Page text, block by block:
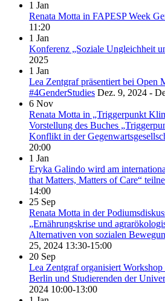
1 Jan
Renata Motta in FAPESP Week
11:20
1 Jan
Konferenz „Soziale Ungleichheit
2025
1 Jan
Lea Zentgraf präsentiert bei Open
#4GenderStudies Dez. 9, 2024 -
6 Nov
Renata Motta in „Triggerpunkt
Vorstellung des Buches
Konflikt in der
20:00
1 Jan
Eryka Galindo wird am
that Matters, Matters of Care“
14:00
25 Sep
Renata Motta in der
„Ernährungskrise und
Alternativen von sozialen
25, 2024 13:30-15:00
20 Sep
Lea Zentgraf organisiert
Berlin und Studierenden der
2024 10:00-13:00